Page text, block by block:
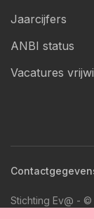
Jaarcijfers
ANBI status
Vacatures
Stichting Ev@ -